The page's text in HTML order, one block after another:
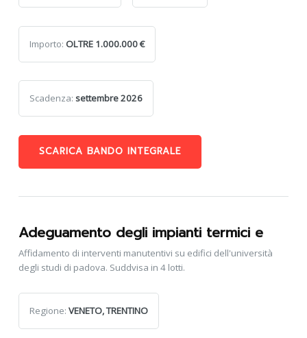
Importo: OLTRE 1.000.000 €
Scadenza: settembre 2026
SCARICA BANDO INTEGRALE
Adeguamento degli impianti termici e
Affidamento di interventi manutentivi su edifici dell'università
degli studi di padova. Suddvisa in 4 lotti.
Regione: VENETO, TRENTINO